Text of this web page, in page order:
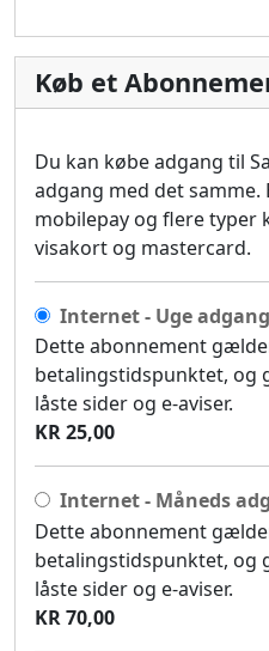
Køb et
Du kan købe adgang til
adgang med det samme.
mobilepay og flere typer
visakort og mastercard.
Internet - Uge adgang
Dette abonnement
betalingstidspunktet, og
låste sider og e-aviser.
KR 25,00
Internet - Måneds
Dette abonnement
betalingstidspunktet, og
låste sider og e-aviser.
KR 70,00